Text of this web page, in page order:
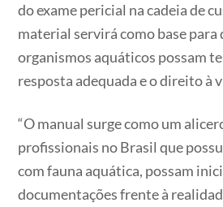
do exame pericial na cadeia de
material servirá como base para
organismos aquáticos possam
resposta adequada e o direito à
“O manual surge como um
profissionais no Brasil que
com fauna aquática, possam
documentações frente à